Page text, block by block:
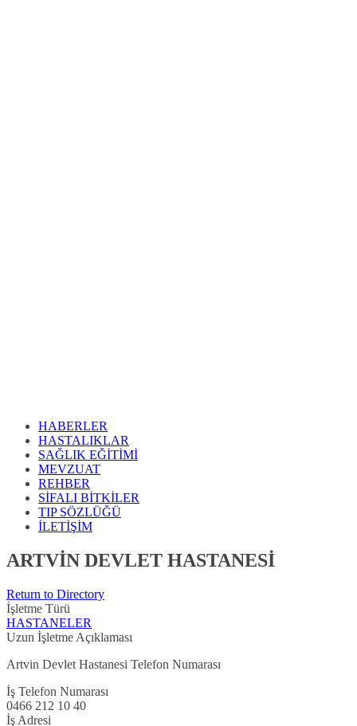
HABERLER
HASTALIKLAR
SAĞLIK EĞİTİMİ
MEVZUAT
REHBER
SİFALI BİTKİLER
TIP SÖZLÜĞÜ
İLETİŞİM
ARTVİN DEVLET HASTANESİ
Return to Directory
İşletme Türü
HASTANELER
Uzun İşletme Açıklaması
Artvin Devlet Hastanesi Telefon Numarası
İş Telefon Numarası
0466 212 10 40
İş Adresi